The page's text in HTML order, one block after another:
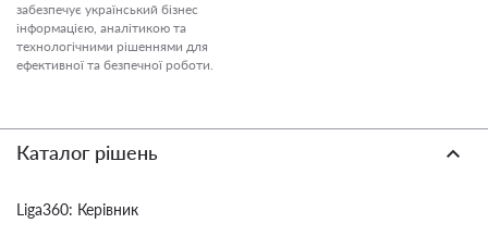
забезпечує український бізнес
інформацією, аналітикою та
технологічними рішеннями для
ефективної та безпечної роботи.
Каталог рішень
Liga360: Керівник